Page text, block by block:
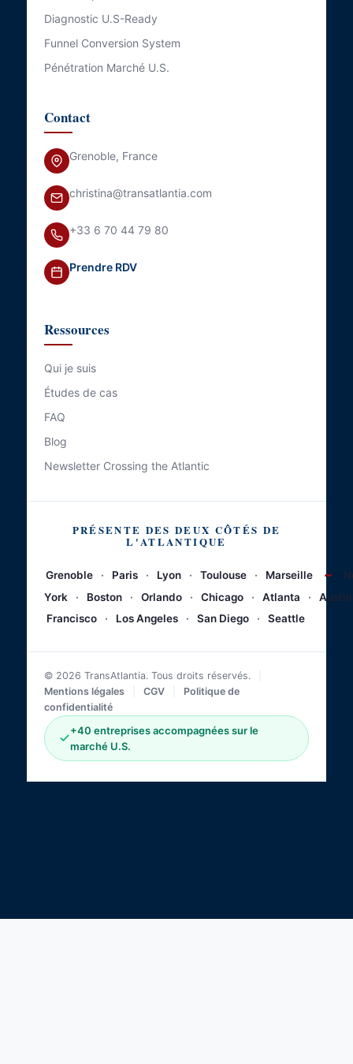
Diagnostic U.S-Ready
Funnel Conversion System
Pénétration Marché U.S.
Contact
Grenoble, France
christina@transatlantia.com
+33 6 70 44 79 80
Prendre RDV
Ressources
Qui je suis
Études de cas
FAQ
Blog
Newsletter Crossing the Atlantic
PRÉSENTE DES DEUX CÔTÉS DE
L'ATLANTIQUE
Grenoble · Paris · Lyon · Toulouse · Marseille ~
York
· Boston · Orlando · Chicago · Atlanta ·
Austin
Francisco
· Los Angeles · San Diego · Seattle
© 2026 TransAtlantia. Tous droits réservés.
Mentions légales
CGV
Politique de
confidentialité
+40 entreprises accompagnées sur le
marché U.S.